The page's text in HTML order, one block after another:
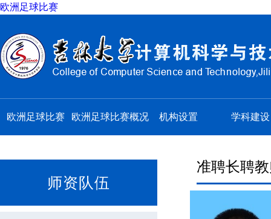
欧洲足球比赛
欧洲足球比赛 欧洲足球比赛概况 机构设置 学科建设
师资队伍
准聘长聘